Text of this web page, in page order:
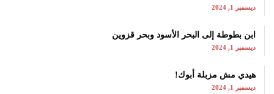
ديسمبر 1, 2024
ابن بطوطة إلى البحر الأسود وبحر قزوين
ديسمبر 1, 2024
هيدي مش مزبلة أبوك!
ديسمبر 1, 2024